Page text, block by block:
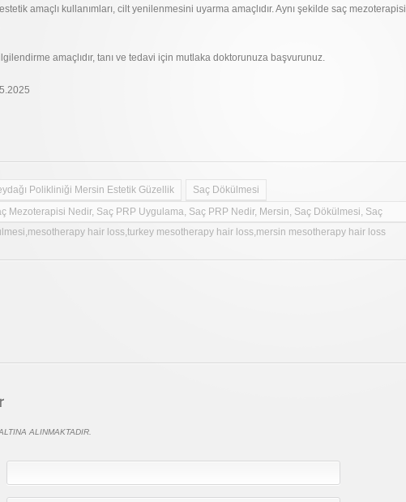
amaçlı kullanımları, cilt yenilenmesini uyarma amaçlıdır. Aynı şekilde saç mezoterapisi
amaçlıdır, tanı ve tedavi için mutlaka doktorunuza başvurunuz.
Polikliniği Mersin Estetik Güzellik
Saç Dökülmesi
Mezoterapisi Nedir, Saç PRP Uygulama, Saç PRP Nedir, Mersin, Saç Dökülmesi, Saç
hair loss,turkey mesotherapy hair loss,mersin mesotherapy hair loss
ALINMAKTADIR.